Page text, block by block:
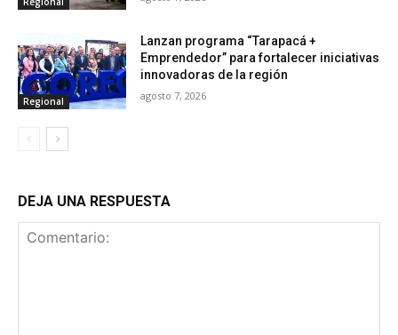
Regional
Lanzan programa “Tarapacá +
Emprendedor” para fortalecer iniciativas
innovadoras de la región
agosto 7, 2026
DEJA UNA RESPUESTA